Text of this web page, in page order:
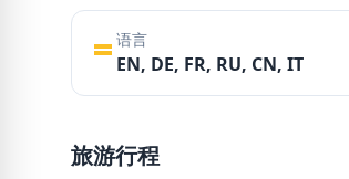
语言
EN, DE, FR, RU, CN, IT
旅游行程